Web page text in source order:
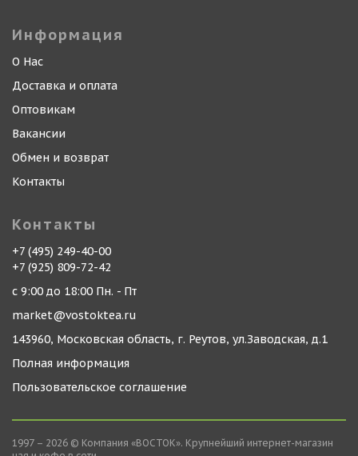
Информация
О Нас
Доставка и оплата
Оптовикам
Вакансии
Обмен и возврат
Контакты
Контакты
+7 (495) 249-40-00
+7 (925) 809-72-42
с 9:00 до 18:00 Пн. - Пт
market@vostoktea.ru
143960, Московская область, г. Реутов, ул.Заводская, д.1
Полная информация
Пользовательское соглашение
1997 – 2026 © Компания «ВОСТОК». Крупнейший интернет-магазин